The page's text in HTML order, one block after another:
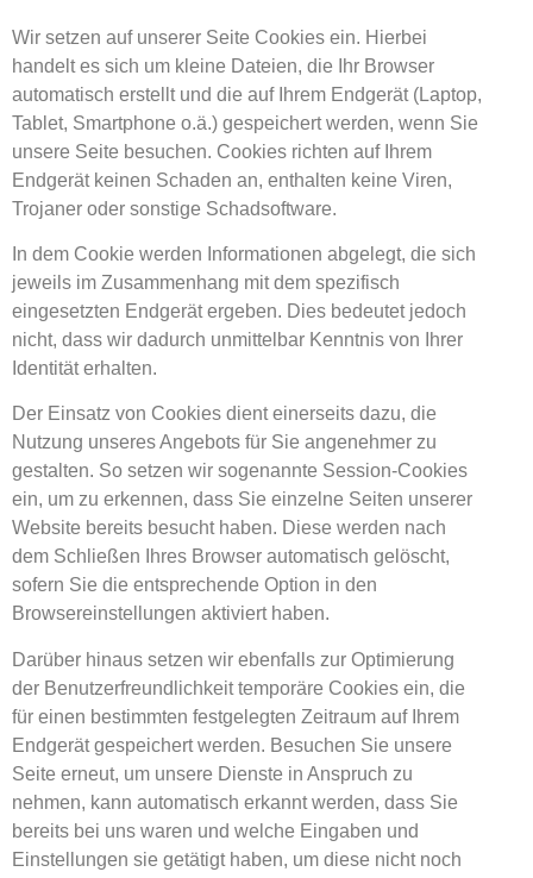
Wir setzen auf unserer Seite Cookies ein. Hierbei
handelt es sich um kleine Dateien, die Ihr Browser
automatisch erstellt und die auf Ihrem Endgerät (Laptop,
Tablet, Smartphone o.ä.) gespeichert werden, wenn Sie
unsere Seite besuchen. Cookies richten auf Ihrem
Endgerät keinen Schaden an, enthalten keine Viren,
Trojaner oder sonstige Schadsoftware.
In dem Cookie werden Informationen abgelegt, die sich
jeweils im Zusammenhang mit dem spezifisch
eingesetzten Endgerät ergeben. Dies bedeutet jedoch
nicht, dass wir dadurch unmittelbar Kenntnis von Ihrer
Identität erhalten.
Der Einsatz von Cookies dient einerseits dazu, die
Nutzung unseres Angebots für Sie angenehmer zu
gestalten. So setzen wir sogenannte Session-Cookies
ein, um zu erkennen, dass Sie einzelne Seiten unserer
Website bereits besucht haben. Diese werden nach
dem Schließen Ihres Browser automatisch gelöscht,
sofern Sie die entsprechende Option in den
Browsereinstellungen aktiviert haben.
Darüber hinaus setzen wir ebenfalls zur Optimierung
der Benutzerfreundlichkeit temporäre Cookies ein, die
für einen bestimmten festgelegten Zeitraum auf Ihrem
Endgerät gespeichert werden. Besuchen Sie unsere
Seite erneut, um unsere Dienste in Anspruch zu
nehmen, kann automatisch erkannt werden, dass Sie
bereits bei uns waren und welche Eingaben und
Einstellungen sie getätigt haben, um diese nicht noch